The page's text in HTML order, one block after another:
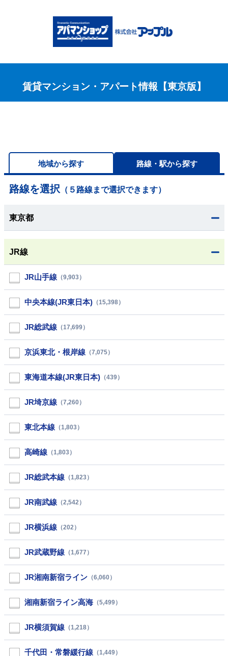
賃貸マンション・アパート情報【東京版】